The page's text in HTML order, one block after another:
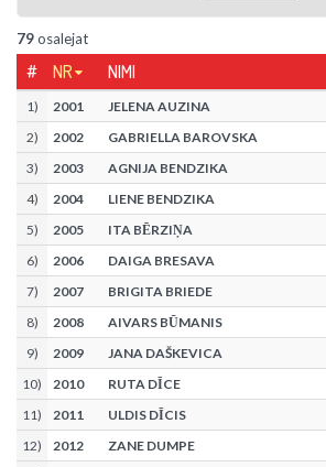
79osalejat
# NR NIMI
1) 2001
JELENA AUZINA
2) 2002
GABRIELLA BAROVSKA
3) 2003
AGNIJA BENDZIKA
4) 2004
LIENE BENDZIKA
5) 2005
ITA BĒRZIŅA
6) 2006
DAIGA BRESAVA
7) 2007
BRIGITA BRIEDE
8) 2008
AIVARS BŪMANIS
9) 2009
JANA DAŠKEVICA
10) 2010
RUTA DĪCE
11) 2011
ULDIS DĪCIS
12) 2012
ZANE DUMPE